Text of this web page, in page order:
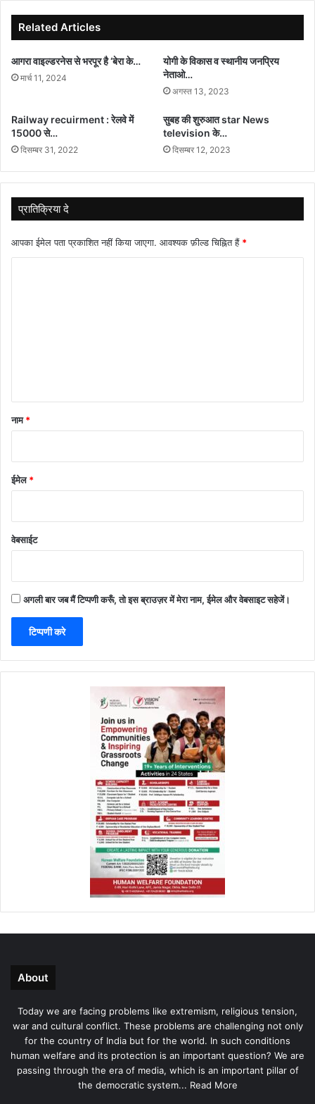
सफर
Related Articles
आगरा वाइल्डरनेस से भरपूर है ‘बेरा के…
मार्च 11, 2024
योगी के विकास व स्थानीय जनप्रिय
नेताओ…
अगस्त 13, 2023
Railway recuirment : रेलवे में
15000 से…
दिसम्बर 31, 2022
सुबह की शुरुआत star News
television के…
दिसम्बर 12, 2023
प्रातिक्रिया दे
आपका ईमेल पता प्रकाशित नहीं किया जाएगा. आवश्यक फ़ील्ड चिह्नित हैं *
नाम*
ईमेल*
वेबसाईट
अगली बार जब मैं टिप्पणी करूँ, तो इस ब्राउज़र में मेरा नाम, ईमेल और वेबसाइट सहेजें।
About
Today we are facing problems like extremism, religious tension,
war and cultural conflict. These problems are challenging not only
for the country of India but for the world. In such conditions
human welfare and its protection is an important question? We are
passing through the era of media, which is an important pillar of
the democratic system... Read More